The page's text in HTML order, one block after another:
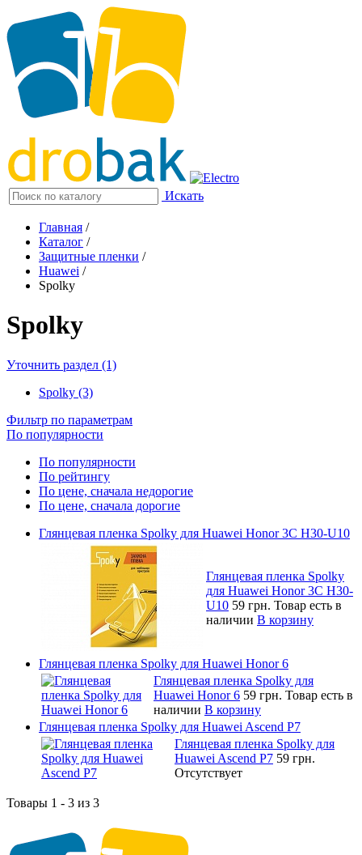
Искать
Главная /
Каталог /
Защитные пленки /
Huawei /
Spolky
Spolky
Уточнить раздел (1)
Spolky (3)
Фильтр по параметрам
По популярности
По популярности
По рейтингу
По цене, сначала недорогие
По цене, сначала дорогие
Глянцевая пленка Spolky для Huawei Honor 3C H30-U10
Глянцевая пленка Spolky
для Huawei Honor 3C H30-
U10 59 грн. Товар есть в
наличии В корзину
Глянцевая пленка Spolky для Huawei Honor 6
Глянцевая пленка Spolky для
Huawei Honor 6 59 грн. Товар есть в
наличии В корзину
Глянцевая пленка Spolky для Huawei Ascend P7
Глянцевая пленка Spolky для
Huawei Ascend P7 59 грн.
Отсутствует
Товары 1 - 3 из 3